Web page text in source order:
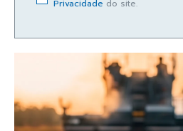
Privacidade do site.